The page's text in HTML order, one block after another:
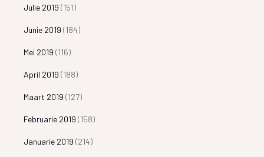
Julie 2019 (151)
Junie 2019 (184)
Mei 2019 (116)
April 2019 (188)
Maart 2019 (127)
Februarie 2019 (158)
Januarie 2019 (214)